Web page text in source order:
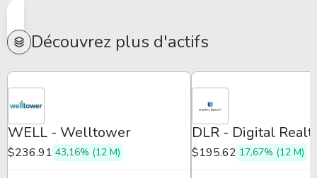
Découvrez plus d'actifs
WELL - Welltower
$236.91 43,16% (12 M)
DLR - Digital
$195.62 17,67% (12 M)